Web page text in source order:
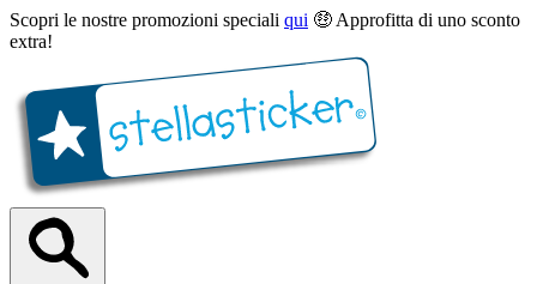
Scopri le nostre promozioni speciali qui 🤑 Approfitta di uno sconto
extra!